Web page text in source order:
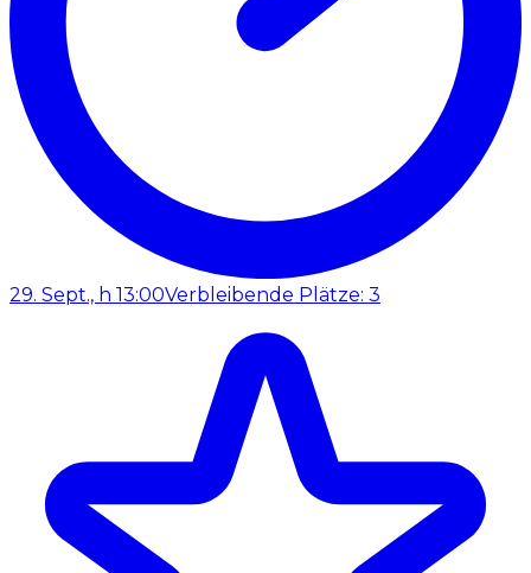
29. Sept., h 13:00Verbleibende Plätze: 3